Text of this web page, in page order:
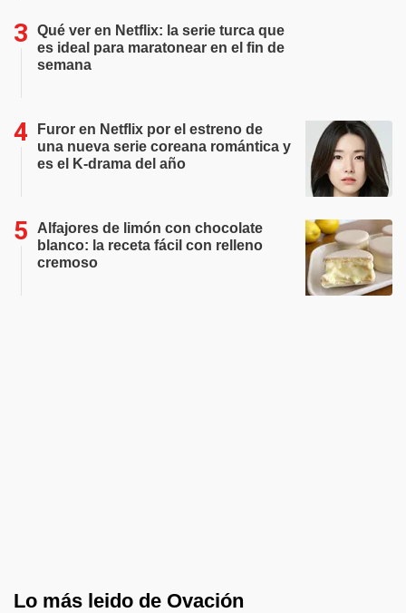
Qué ver en Netflix: la serie turca que
es ideal para maratonear en el fin de
semana
Furor en Netflix por el estreno de
una nueva serie coreana romántica y
es el K-drama del año
Alfajores de limón con chocolate
blanco: la receta fácil con relleno
cremoso
Lo más leido de Ovación